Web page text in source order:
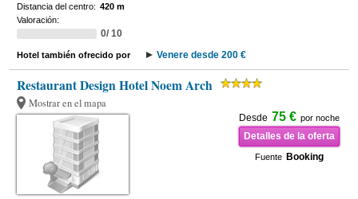
Distancia del centro: 420 m
Valoración:
0/ 10
Hotel también ofrecido por Venere desde 200 €
Restaurant Design Hotel Noem Arch
Mostrar en el mapa
Desde 75 € por noche
Detalles de la oferta
Fuente Booking